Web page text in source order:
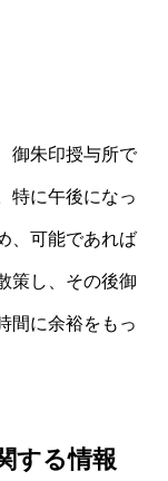
御朱印授与所で
特に午後になっ
、可能であれば
策し、その後御
間に余裕をもっ
する情報